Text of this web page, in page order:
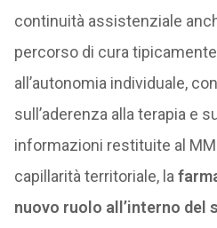
continuità assistenziale
percorso di cura
all’autonomia individuale,
sull’aderenza alla terapia e
informazioni restituite al
capillarità territoriale, la
nuovo ruolo all’interno del